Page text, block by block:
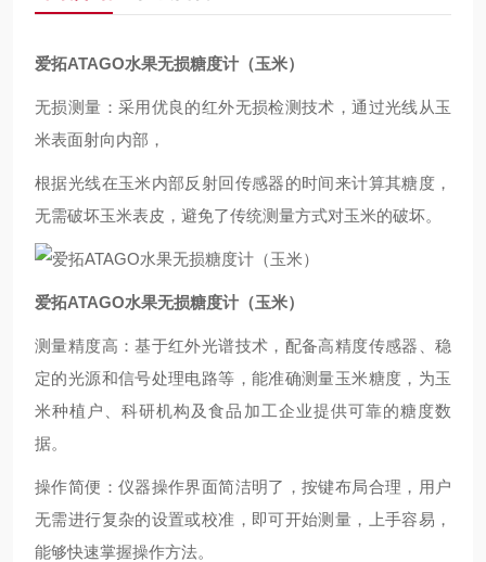
爱拓ATAGO水果无损糖度计（玉米）
无损测量：采用优良的红外无损检测技术，通过光线从玉
米表面射向内部，
根据光线在玉米内部反射回传感器的时间来计算其糖度，
无需破坏玉米表皮，避免了传统测量方式对玉米的破坏。
爱拓ATAGO水果无损糖度计（玉米）
测量精度高：基于红外光谱技术，配备高精度传感器、稳
定的光源和信号处理电路等，能准确测量玉米糖度，为玉
米种植户、科研机构及食品加工企业提供可靠的糖度数
据。
操作简便：仪器操作界面简洁明了，按键布局合理，用户
无需进行复杂的设置或校准，即可开始测量，上手容易，
能够快速掌握操作方法。